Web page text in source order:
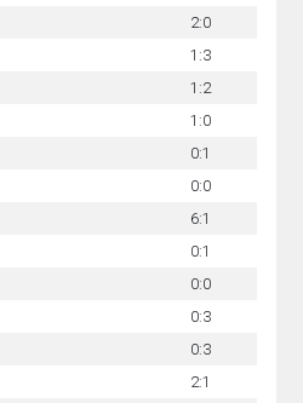
2:0
1:3
1:2
1:0
0:1
0:0
6:1
0:1
0:0
0:3
0:3
2:1